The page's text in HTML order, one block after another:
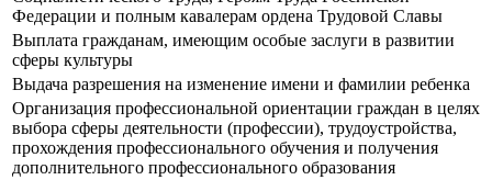
Федерации и полным кавалерам ордена Трудовой Славы
Выплата гражданам, имеющим особые заслуги в развитии
сферы культуры
Выдача разрешения на изменение имени и фамилии ребенка
Организация профессиональной ориентации граждан в целях
выбора сферы деятельности (профессии), трудоустройства,
прохождения профессионального обучения и получения
дополнительного профессионального образования